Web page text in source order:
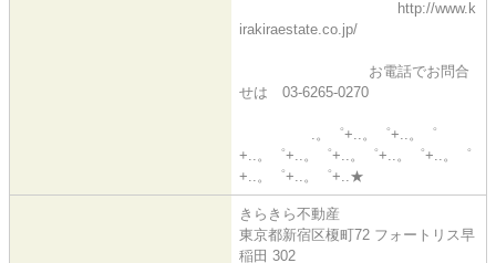
http://www.k
irakiraestate.co.jp/
お電話でお問合
せは 03-6265-0270
.。゜+..。゜+..。゜
+..。゜+..。゜+..。゜+..。゜+..。゜
+..。゜+..。゜+..★
きらきら不動産
東京都新宿区榎町72 フォートリス早
稲田 302